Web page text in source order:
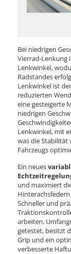
Bei niedrigen
Vierrad-Lenkung
Lenkwinkel,
Radstandes
Lenkwinkel ist
reduzierten
eine gesteigerte
niedrigen
Lenkwinkel, mit
was die Stabilität
Fahrzeugs
Ein neues
und maximiert
Schneller und
arbeiten.
getestet, besitzt
Grip und ein
verbesserte